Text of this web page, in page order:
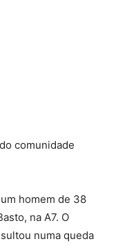
comunidade
homem de 38
na A7. O
numa queda